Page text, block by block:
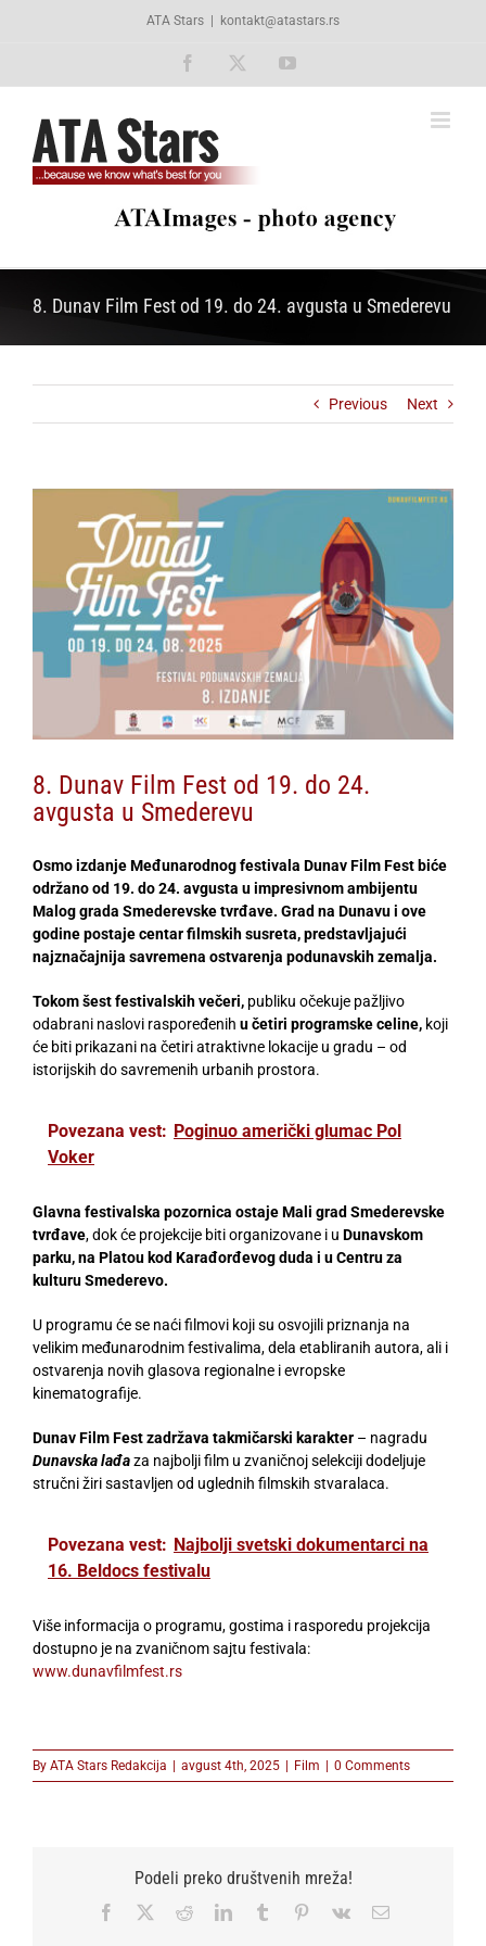
ATA Stars kontakt@atastars.rs
Facebook YouTube
8. Dunav Film Fest od 19. do 24. avgusta u Smederevu
Previous Next
8. Dunav Film Fest od 19. do 24.
avgusta u Smederevu
Osmo izdanje Međunarodnog festivala Dunav Film Fest biće
održano od 19. do 24. avgusta u impresivnom ambijentu
Malog grada Smederevske tvrđave. Grad na Dunavu i ove
godine postaje centar filmskih susreta, predstavljajući
najznačajnija savremena ostvarenja podunavskih zemalja.
Tokom šest festivalskih večeri, publiku očekuje pažljivo
odabrani naslovi raspoređenih u četiri programske celine, koji
će biti prikazani na četiri atraktivne lokacije u gradu – od
istorijskih do savremenih urbanih prostora.
Povezana vest: Poginuo američki glumac Pol
Voker
Glavna festivalska pozornica ostaje Mali grad Smederevske
tvrđave, dok će projekcije biti organizovane i u Dunavskom
parku, na Platou kod Karađorđevog duda i u Centru za
kulturu Smederevo.
U programu će se naći filmovi koji su osvojili priznanja na
velikim međunarodnim festivalima, dela etabliranih autora, ali i
ostvarenja novih glasova regionalne i evropske
kinematografije.
Dunav Film Fest zadržava takmičarski karakter – nagradu
Dunavska lađaza najbolji film u zvaničnoj selekciji dodeljuje
stručni žiri sastavljen od uglednih filmskih stvaralaca.
Povezana vest: Najbolji svetski dokumentarci na
16. Beldocs festivalu
Više informacija o programu, gostima i rasporedu projekcija
dostupno je na zvaničnom sajtu festivala:
www.dunavfilmfest.rs
By ATA Stars Redakcija avgust 4th, 2025 Film 0 Comments
Podeli preko društvenih mreža!
Facebook RedditLinkedInTumblr Pinterest
Vk Email